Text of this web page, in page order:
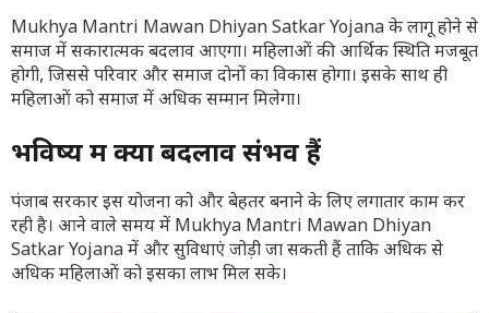
Mukhya Mantri Mawan Dhiyan Satkar Yojana के लागू होने से
समाज में सकारात्मक बदलाव आएगा। महिलाओं की आर्थिक स्थिति मजबूत
होगी, जिससे परिवार और समाज दोनों का विकास होगा। इसके साथ ही
महिलाओं को समाज में अधिक सम्मान मिलेगा।
भविष्य में क्या बदलाव संभव हैं
पंजाब सरकार इस योजना को और बेहतर बनाने के लिए लगातार काम कर
रही है। आने वाले समय में Mukhya Mantri Mawan Dhiyan
Satkar Yojana में और सुविधाएं जोड़ी जा सकती हैं ताकि अधिक से
अधिक महिलाओं को इसका लाभ मिल सके।